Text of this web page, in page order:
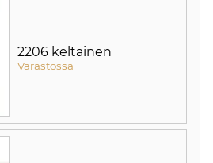
2206 keltainen
Varastossa